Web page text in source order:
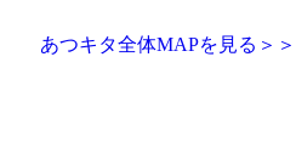
あつキタ全体MAPを見る＞＞